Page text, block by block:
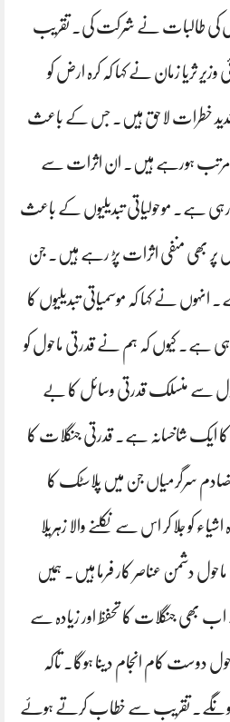
سکول کی طالبات نے شرکت کی. تقریب
ثریا زمان نے کہا کہ کرہ ارض کو
شدید خطرات لاحق ہیں. جس کے باعث
مرتب ہورہے ہیں. ان اثرات سے
ہورہی ہے. موحولیاتی تبدیلیوں کے باعث
پر بھی منفی اثرات پڑ رہے ہیں. جن
انہوں نے کہا کہ موسمیاتی تبدیلیوں کا
ہی ہے. کیوں کہ ہم نے قدرتی ماحول کو
سے منسلک قدرتی وسائل کا بے
کا ایک شاخسانہ ہے. قدرتی جنگلات کا
سرگرمیاں جن میں پلاسٹک کا
کو جلا کر اس سے نکلنے والا زہریلا
ماحول دشمن عناصر کار فرما ہیں. ہمیں
بھی جنگلات کا تحفظ اور زیادہ سے
دوست کام انجام دینا ہوگا. تاکہ
ہونگے. تقریب سے خطاب کرتے ہوۓ